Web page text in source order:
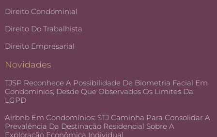
Direito Condominial
Direito Do Trabalhista
Direito Empresarial
Novidades
TJSP Reconhece A Possibilidade De Biometria Facial Em
Condomínios, Desde Que Observados Os Limites Da
LGPD
Airbnb Em Condomínios: STJ Caminha Para Consolidar A
Prevalência Da Destinação Residencial Sobre A
Exploração Econômica Individual